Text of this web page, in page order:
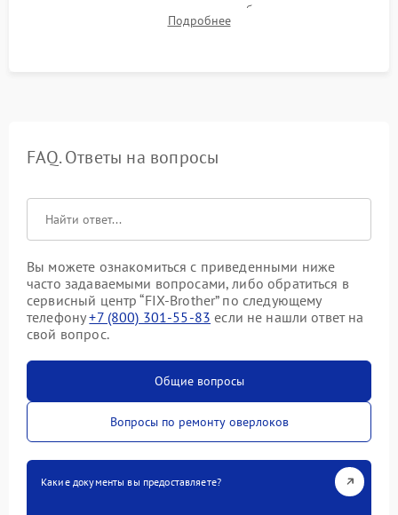
ровности среза, эластичности шва, работы ролевого шва и
отсутствия стягивания или волнистости ткани.
Подробнее
FAQ. Ответы на вопросы
Вы можете ознакомиться с приведенными ниже
часто задаваемыми вопросами, либо обратиться в
сервисный центр “FIX-Brother” по следующему
телефону+7 (800) 301-55-83 если не нашли ответ на
свой вопрос.
Общие вопросы
Вопросы по ремонту оверлоков
Какие документы вы предоставляете?